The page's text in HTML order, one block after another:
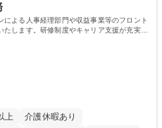
よる人事経理部門や収益事業等のフロント
します。研修制度やキャリア支援が充実し
上
介護休暇あり